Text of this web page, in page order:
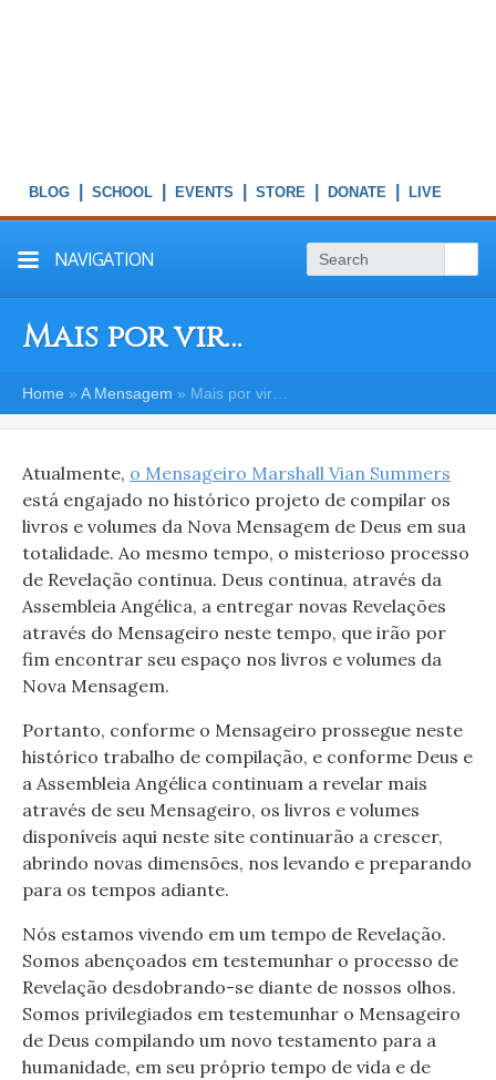
NAVIGATION
Mais por vir…
Home » A Mensagem » Mais por vir…
Atualmente, o Mensageiro Marshall Vian Summers
está engajado no histórico projeto de compilar os
livros e volumes da Nova Mensagem de Deus em sua
totalidade. Ao mesmo tempo, o misterioso processo
de Revelação continua. Deus continua, através da
Assembleia Angélica, a entregar novas Revelações
através do Mensageiro neste tempo, que irão por
fim encontrar seu espaço nos livros e volumes da
Nova Mensagem.
Portanto, conforme o Mensageiro prossegue neste
histórico trabalho de compilação, e conforme Deus e
a Assembleia Angélica continuam a revelar mais
através de seu Mensageiro, os livros e volumes
disponíveis aqui neste site continuarão a crescer,
abrindo novas dimensões, nos levando e preparando
para os tempos adiante.
Nós estamos vivendo em um tempo de Revelação.
Somos abençoados em testemunhar o processo de
Revelação desdobrando-se diante de nossos olhos.
Somos privilegiados em testemunhar o Mensageiro
de Deus compilando um novo testamento para a
humanidade, em seu próprio tempo de vida e de